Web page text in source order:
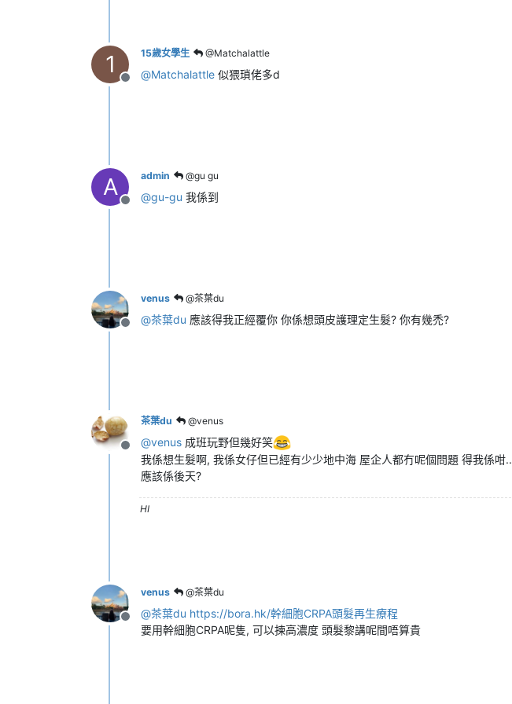
1
離線
15歲女學生 @Matchalattle
@Matchalattle 似猥瑣佬多d
A
離線
admin @gu gu
@gu-gu 我係到
離線
venus @茶葉du
@茶葉du 應該得我正經覆你 你係想頭皮護理定生髮? 你有幾禿?
離線
茶葉du @venus
@venus 成班玩野但幾好笑
我係想生髮啊, 我係女仔但已經有少少地中海 屋企人都冇呢個問題 得我係咁..
應該係後天?
HI
離線
venus @茶葉du
@茶葉du https://bora.hk/幹細胞CRPA頭髮再生療程
要用幹細胞CRPA呢隻, 可以揀高濃度 頭髮黎講呢間唔算貴